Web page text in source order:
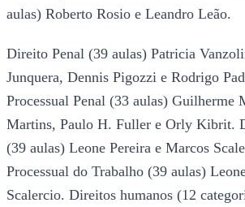
aulas) Roberto Rosio e Leandro Leão.
Direito Penal (39 aulas) Patricia
Junquera, Dennis Pigozzi e Rodrigo
Processual Penal (33 aulas) Guilherme
Martins, Paulo H. Fuller e Orly Kibrit.
(39 aulas) Leone Pereira e Marcos
Processual do Trabalho (39 aulas)
Scalercio. Direitos humanos (12